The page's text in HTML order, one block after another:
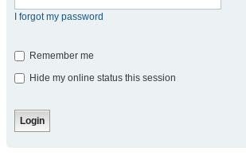
I forgot my password
Remember me
Hide my online status this session